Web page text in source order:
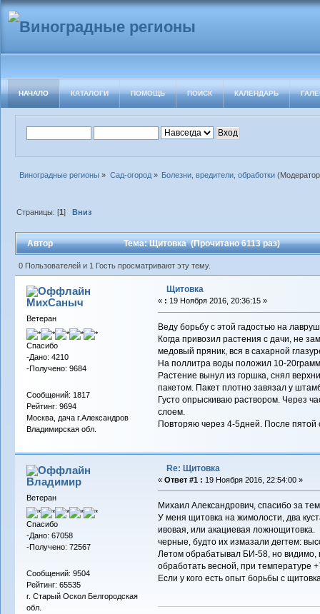
НАЧАЛО КАТАЛОГИ ПОМОЩЬ ПОИСК КАЛЕНДАРЬ
Виноградные регионы » Сад-огород» Болезни, вредители, обработки
Страницы: [1] Вниз
Автор Тема: Щитовка (Прочитано 6113 раз)
0 Пользователей и 1 Гость просматривают эту тему.
МихСаныч
Ветеран
Спасибо
-Дано: 4210
-Получено: 9684
Сообщений: 1817
Рейтинг: 9694
Москва, дача г.Александров
Владимирская обл.
Щитовка
« : 19 Ноября 2016, 20:36:15 »
Веду борьбу с этой гадостью на
Когда привозил растения с дачи, не
медовый пряник, вся в сахарной
На поллитра воды положил 10-
Растение вынул из горшка, снял
пакетом. Пакет плотно завязал у
Густо опрыскиваю раствором. Через
слоем.
Повторяю через 4-5дней. После пятой
Владимиp
Ветеран
Спасибо
-Дано: 67058
-Получено: 72567
Сообщений: 9504
Рейтинг: 65535
г. Старый Оскол Белгородская
обл.
Re: Щитовка
« Ответ #1 : 19 Ноября 2016, 22:54:00 »
Михаил Александрович, спасибо за
У меня щитовка на жимолости, два
ивовая, или акациевая ложнощитовка.
черные, будто их измазали дегтем:
Летом обрабатывал БИ-58, но видимо,
обработать весной, при температуре
Если у кого есть опыт борьбы с